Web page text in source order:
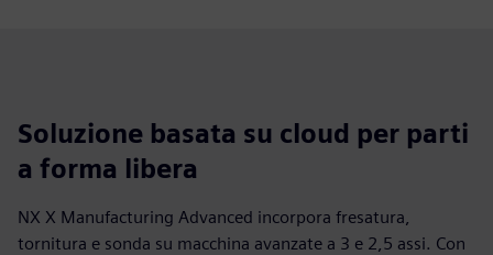
Soluzione basata su cloud per parti
a forma libera
NX X Manufacturing Advanced incorpora fresatura,
tornitura e sonda su macchina avanzate a 3 e 2,5 assi. Con